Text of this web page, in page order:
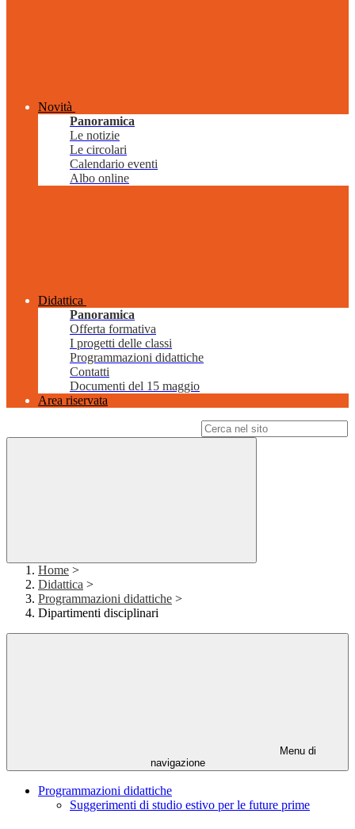
Novità
Panoramica
Le notizie
Le circolari
Calendario eventi
Albo online
Didattica
Panoramica
Offerta formativa
I progetti delle classi
Programmazioni didattiche
Contatti
Documenti del 15 maggio
Area riservata
Home >
Didattica >
Programmazioni didattiche >
Dipartimenti disciplinari
Menu di
navigazione
Programmazioni didattiche
Suggerimenti di studio estivo per le future prime